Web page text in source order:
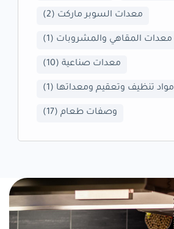
معدات السوبر ماركت (2)
معدات المقاهي والمشروبات (1)
معدات صناعية (10)
مواد تنظيف وتعقيم ومعداتها (1)
وصفات طعام (17)